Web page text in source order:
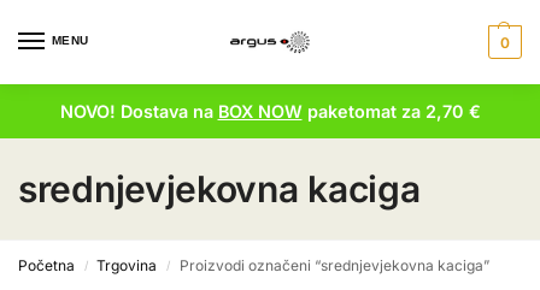
MENU 0
NOVO! Dostava na BOX NOWpaketomat za 2,70 €
srednjevjekovna kaciga
Početna / Trgovina / Proizvodi označeni “srednjevjekovna kaciga”